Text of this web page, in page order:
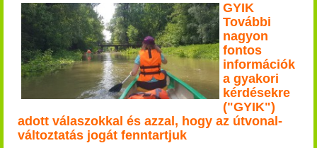
GYIK
További
nagyon
fontos
információk
a gyakori
kérdésekre
("GYIK")
adott válaszokkal és azzal, hogy az útvonal-
változtatás jogát fenntartjuk